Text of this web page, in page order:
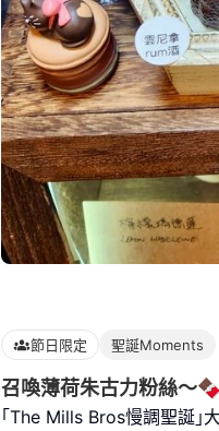
節日限定 聖誕Moments
召喚薄荷朱古力粉絲～
｢The Mills Bros慢調聖誕｣